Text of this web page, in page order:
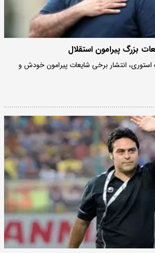
بزرگ پیرامون استقلال
استوری، انتشار برخی شایعات پیرامون خودش و